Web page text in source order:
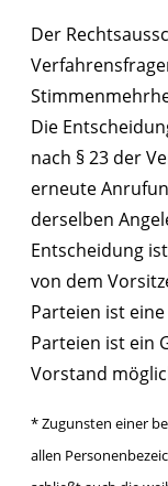
Der
Die
nach § 23 der
erneute
derselben
Entscheidung
von dem
Parteien ist
Parteien ist ein
Vorstand
* Zugunsten einer
allen